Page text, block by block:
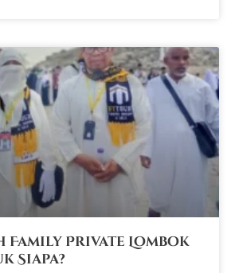
Family Private Lombok
Siapa?